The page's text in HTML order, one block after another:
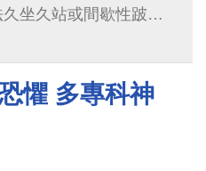
坐久站或間歇性跛行
懼 多專科神